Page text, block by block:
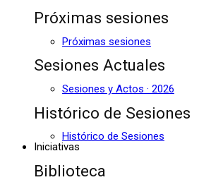
Próximas sesiones
Próximas sesiones
Sesiones Actuales
Sesiones y Actos · 2026
Histórico de Sesiones
Histórico de Sesiones
Iniciativas
Biblioteca